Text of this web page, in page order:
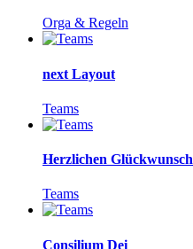
Orga & Regeln
next Layout
Teams
Herzlichen Glückwunsch
Teams
Consilium Dei